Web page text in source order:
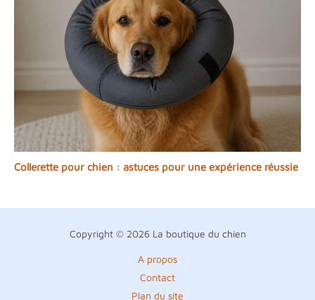
Collerette pour chien : astuces pour une expérience réussie
Copyright © 2026 La boutique du chien
A propos
Contact
Plan du site